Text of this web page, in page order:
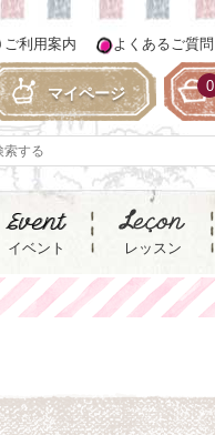
イベント レッスン
ご利用案内 よくあるご質問
マイページ 0